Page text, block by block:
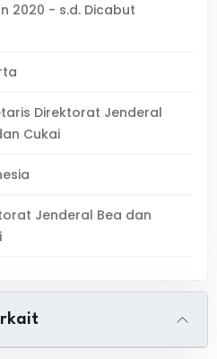
2020 - s.d. Dicabut
Direktorat Jenderal
Cukai
Jenderal Bea dan